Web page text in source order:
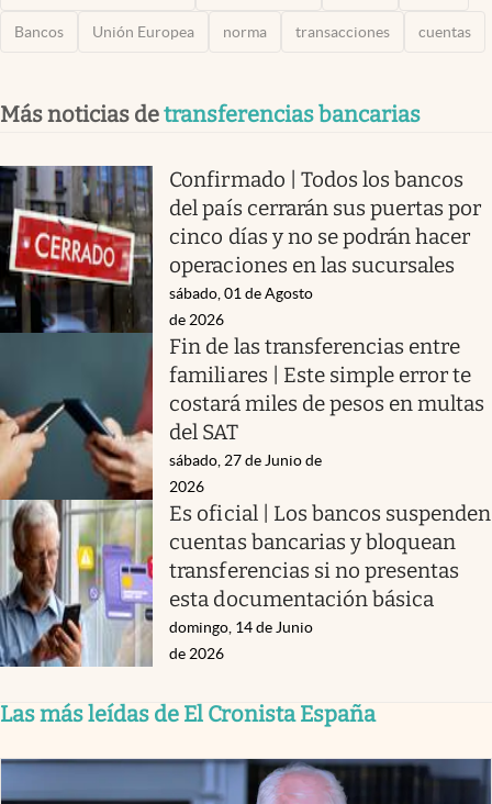
Bancos Unión Europea norma transacciones cuentas
Más noticias detransferencias bancarias
Confirmado | Todos los bancos
del país cerrarán sus puertas por
cinco días y no se podrán hacer
operaciones en las sucursales
sábado, 01 de Agosto
de 2026
Fin de las transferencias entre
familiares | Este simple error te
costará miles de pesos en multas
del SAT
sábado, 27 de Junio de
2026
Es oficial | Los bancos suspenden
cuentas bancarias y bloquean
transferencias si no presentas
esta documentación básica
domingo, 14 de Junio
de 2026
Las más leídas de El Cronista España